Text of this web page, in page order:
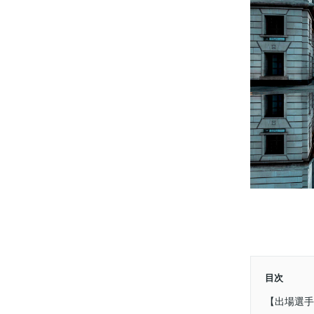
目次
【出場選